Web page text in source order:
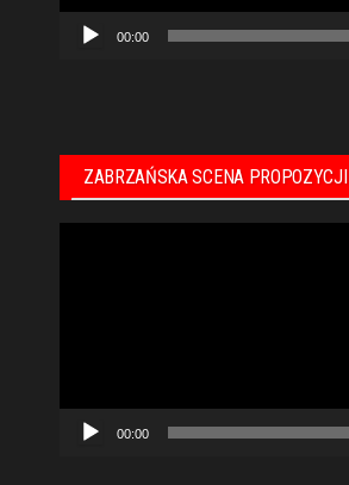
00:00
ZABRZAŃSKA SCENA PROPOZYCJI
00:00